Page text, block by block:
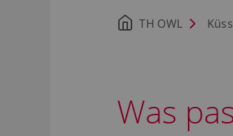
TH OWL
Was